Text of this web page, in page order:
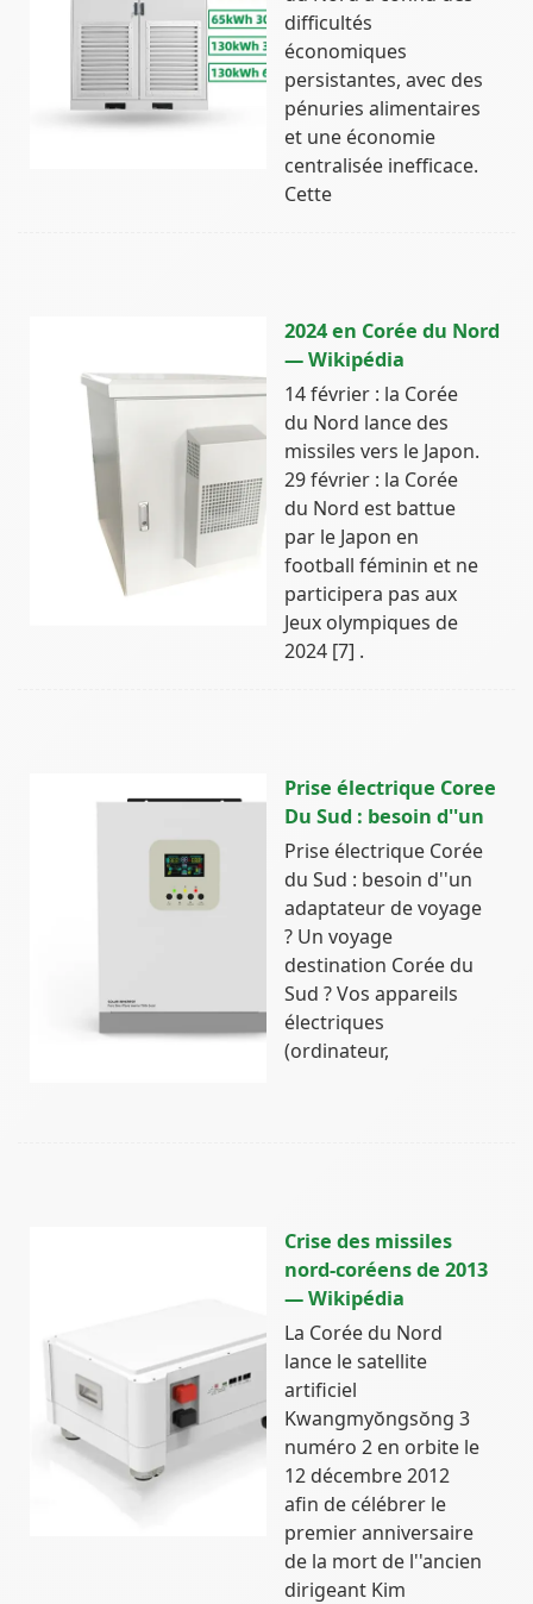
difficultés
économiques
persistantes, avec des
pénuries alimentaires
et une économie
centralisée inefficace.
Cette
2024 en Corée du Nord
— Wikipédia
14 février : la Corée
du Nord lance des
missiles vers le Japon.
29 février : la Corée
du Nord est battue
par le Japon en
football féminin et ne
participera pas aux
Jeux olympiques de
2024 [7] .
Prise électrique Coree
Du Sud : besoin d''un
Prise électrique Corée
du Sud : besoin d''un
adaptateur de voyage
? Un voyage
destination Corée du
Sud ? Vos appareils
électriques
(ordinateur,
Crise des missiles
nord-coréens de 2013
— Wikipédia
La Corée du Nord
lance le satellite
artificiel
Kwangmyŏngsŏng 3
numéro 2 en orbite le
12 décembre 2012
afin de célébrer le
premier anniversaire
de la mort de l''ancien
dirigeant Kim